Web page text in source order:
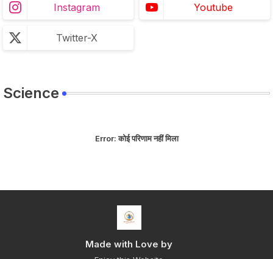
Instagram Youtube
Twitter-X
Science
Error:कोई परिणाम नहीं मिला
Made with Love by